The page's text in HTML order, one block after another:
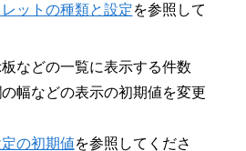
ットの種類と設定を参照して
などの一覧に表示する件数
幅などの表示の初期値を変更
の初期値を参照してくださ